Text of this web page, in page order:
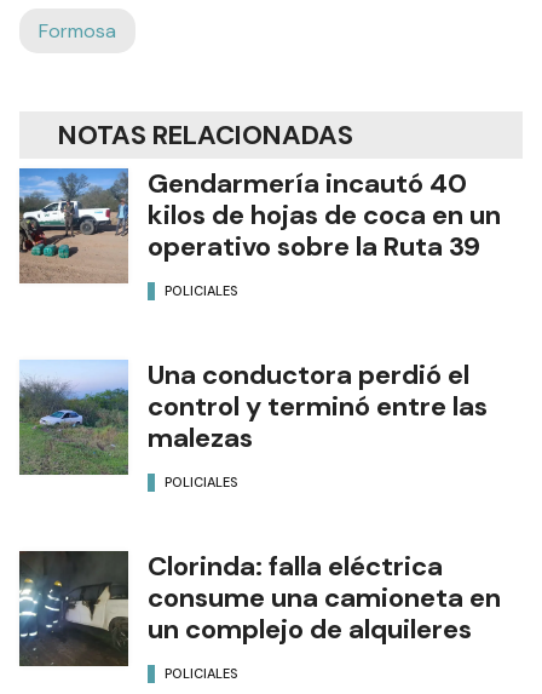
Formosa
NOTAS RELACIONADAS
Gendarmería incautó 40
kilos de hojas de coca en un
operativo sobre la Ruta 39
POLICIALES
Una conductora perdió el
control y terminó entre las
malezas
POLICIALES
Clorinda: falla eléctrica
consume una camioneta en
un complejo de alquileres
POLICIALES